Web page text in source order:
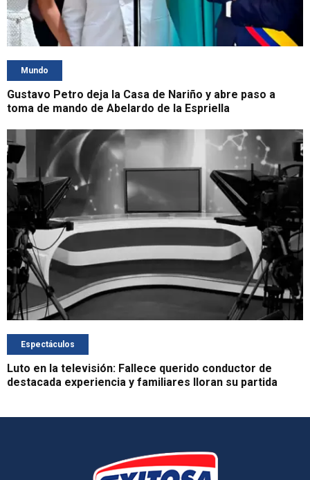
Mundo
Gustavo Petro deja la Casa de Nariño y abre paso a
toma de mando de Abelardo de la Espriella
Espectáculos
Luto en la televisión: Fallece querido conductor de
destacada experiencia y familiares lloran su partida